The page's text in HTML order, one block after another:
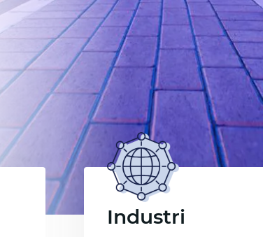
Industri